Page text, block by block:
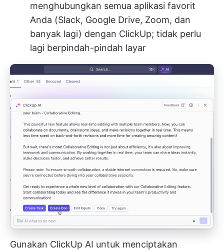
menghubungkan semua aplikasi favorit
Anda (Slack, Google Drive, Zoom, dan
banyak lagi) dengan ClickUp; tidak perlu
lagi berpindah-pindah layar
Gunakan ClickUp AI untuk menciptakan